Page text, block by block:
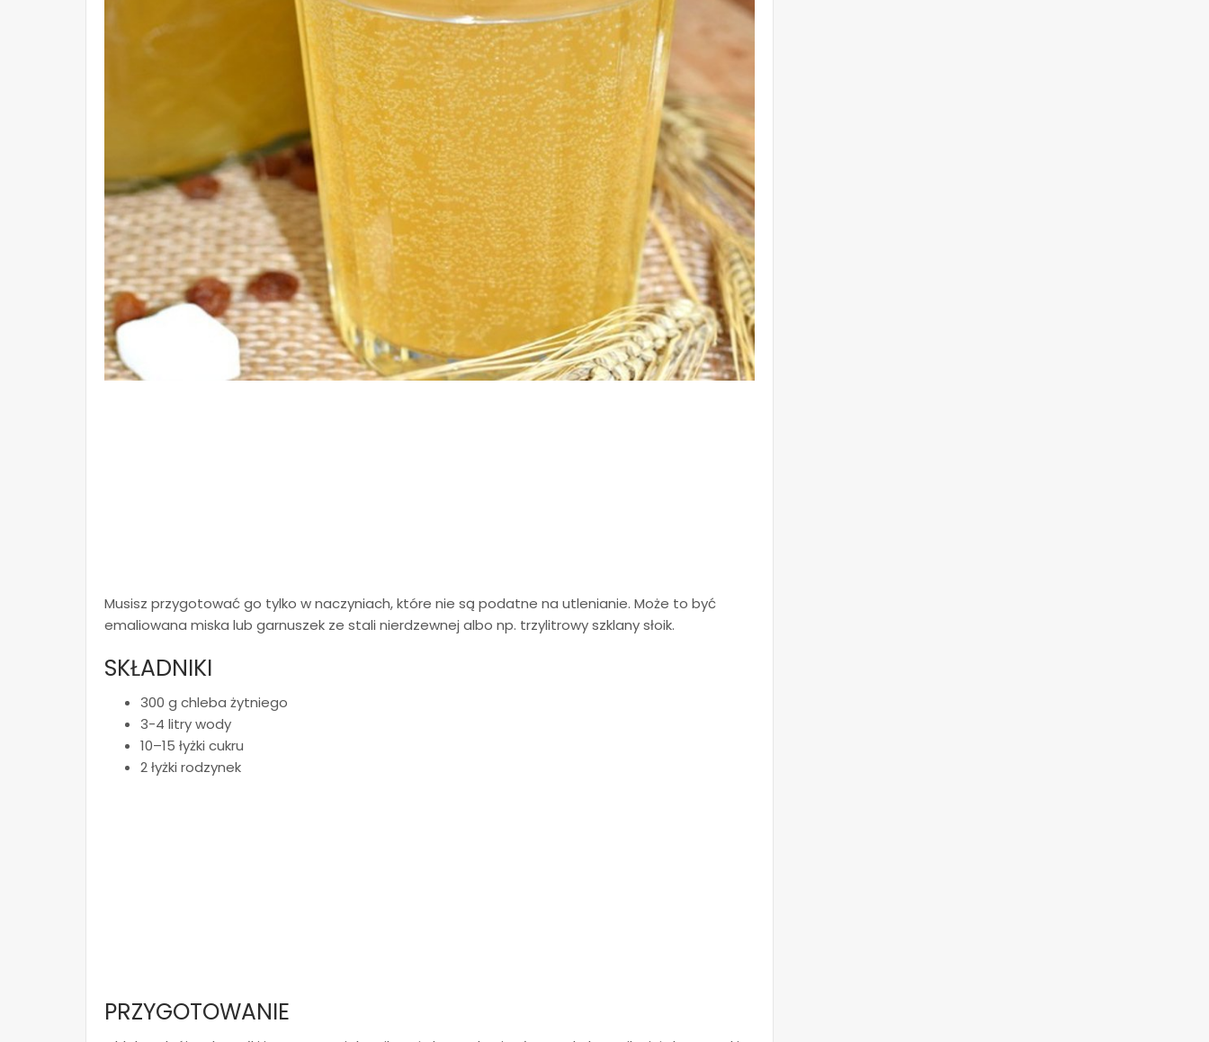
Musisz przygotować go tylko w naczyniach, które nie są podatne na utlenianie. Może to być
emaliowana miska lub garnuszek ze stali nierdzewnej albo np. trzylitrowy szklany słoik.
SKŁADNIKI
300 g chleba żytniego
3-4 litry wody
10–15 łyżki cukru
2 łyżki rodzynek
PRZYGOTOWANIE